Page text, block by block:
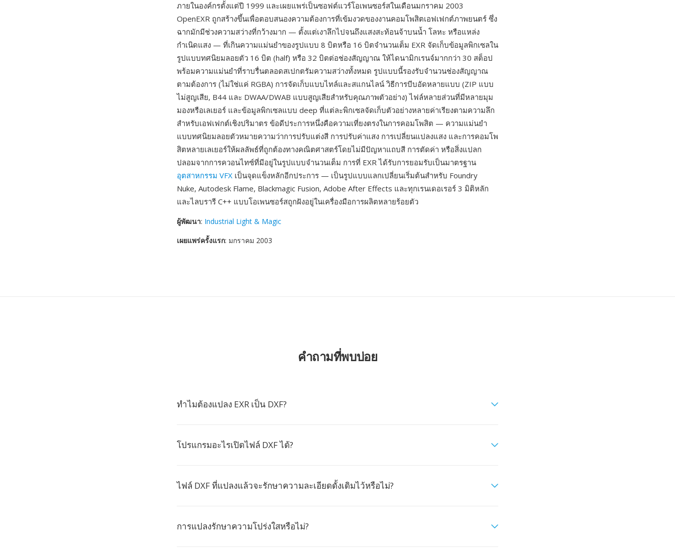
ภายในองค์กรตั้งแต่ปี 1999 และเผยแพร่เป็นซอฟต์แวร์โอเพนซอร์สในเดือนมกราคม 2003
OpenEXR ถูกสร้างขึ้นเพื่อตอบสนองความต้องการที่เข้มงวดของงานคอมโพสิตเอฟเฟกต์ภาพยนตร์ ซึ่ง
ฉากมักมีช่วงความสว่างที่กว้างมาก — ตั้งแต่เงาลึกไปจนถึงแสงสะท้อนจ้าบนน้ำ โลหะ หรือแหล่ง
กำเนิดแสง — ที่เกินความแม่นยำของรูปแบบ 8 บิตหรือ 16 บิตจำนวนเต็ม EXR จัดเก็บข้อมูลพิกเซลใน
รูปแบบทศนิยมลอยตัว 16 บิต (half) หรือ 32 บิตต่อช่องสัญญาณ ให้ไดนามิกเรนจ์มากกว่า 30 สต็อป
พร้อมความแม่นยำที่ราบรื่นตลอดสเปกตรัมความสว่างทั้งหมด รูปแบบนี้รองรับจำนวนช่องสัญญาณ
ตามต้องการ (ไม่ใช่แค่ RGBA) การจัดเก็บแบบไทล์และสแกนไลน์ วิธีการบีบอัดหลายแบบ (ZIP แบบ
ไม่สูญเสีย, B44 และ DWAA/DWAB แบบสูญเสียสำหรับคุณภาพตัวอย่าง) ไฟล์หลายส่วนที่มีหลายมุม
มองหรือเลเยอร์ และข้อมูลพิกเซลแบบ deep ที่แต่ละพิกเซลจัดเก็บตัวอย่างหลายค่าเรียงตามความลึก
สำหรับเอฟเฟกต์เชิงปริมาตร ข้อดีประการหนึ่งคือความเที่ยงตรงในการคอมโพสิต — ความแม่นยำ
แบบทศนิยมลอยตัวหมายความว่าการปรับแต่งสี การปรับค่าแสง การเปลี่ยนแปลงแสง และการคอมโพ
สิตหลายเลเยอร์ให้ผลลัพธ์ที่ถูกต้องทางคณิตศาสตร์โดยไม่มีปัญหาแถบสี การตัดค่า หรือสิ่งแปลก
ปลอมจากการควอนไทซ์ที่มีอยู่ในรูปแบบจำนวนเต็ม การที่ EXR ได้รับการยอมรับเป็นมาตรฐาน
อุตสาหกรรม VFX เป็นจุดแข็งหลักอีกประการ — เป็นรูปแบบแลกเปลี่ยนเริ่มต้นสำหรับ Foundry
Nuke, Autodesk Flame, Blackmagic Fusion, Adobe After Effects และทุกเรนเดอเรอร์ 3 มิติหลัก
และไลบรารี C++ แบบโอเพนซอร์สถูกฝังอยู่ในเครื่องมือการผลิตหลายร้อยตัว
ผู้พัฒนา: Industrial Light & Magic
เผยแพร่ครั้งแรก: มกราคม 2003
คำถามที่พบบ่อย
ทำไมต้องแปลง EXR เป็น DXF?
โปรแกรมอะไรเปิดไฟล์ DXF ได้?
ไฟล์ DXF ที่แปลงแล้วจะรักษาความละเอียดดั้งเดิมไว้หรือไม่?
การแปลงรักษาความโปร่งใสหรือไม่?